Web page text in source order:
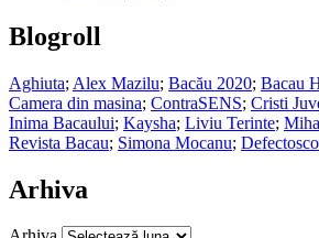
Blogroll
Aghiuta; Alex Mazilu; Bacău 2020; Bacau
Camera din masina; ContraSENS; Cristi
Inima Bacaului; Kaysha; Liviu Terinte;
Revista Bacau; Simona Mocanu;
Arhiva